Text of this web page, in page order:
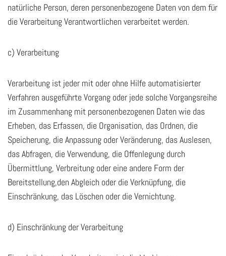
natürliche Person, deren personenbezogene Daten von dem für
die Verarbeitung Verantwortlichen verarbeitet werden.
c) Verarbeitung
Verarbeitung ist jeder mit oder ohne Hilfe automatisierter
Verfahren ausgeführte Vorgang oder jede solche Vorgangsreihe
im Zusammenhang mit personenbezogenen Daten wie das
Erheben, das Erfassen, die Organisation, das Ordnen, die
Speicherung, die Anpassung oder Veränderung, das Auslesen,
das Abfragen, die Verwendung, die Offenlegung durch
Übermittlung, Verbreitung oder eine andere Form der
Bereitstellung,den Abgleich oder die Verknüpfung, die
Einschränkung, das Löschen oder die Vernichtung.
d) Einschränkung der Verarbeitung